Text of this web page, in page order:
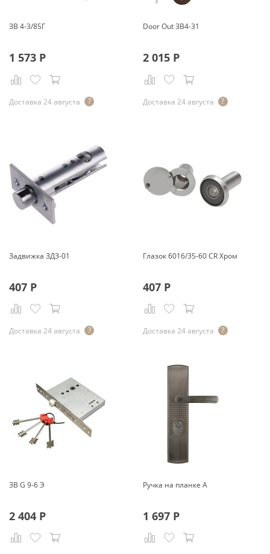
ЗВ 4-3/85Г
1 573 Р
Доставка 24 августа
Door Out ЗВ4-31
2 015Р
Доставка 24 августа
Задвижка ЗДЗ-01
407 Р
Доставка 24 августа
Глазок 6016/35-60 CR Хром
407Р
Доставка 24 августа
ЗВ G 9-6 Э
2 404 Р
Ручка на планке А
1 697Р